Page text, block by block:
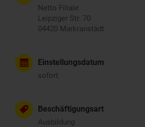
Netto Filiale
Leipziger Str. 70
04420 Markranstädt
Einstellungsdatum
sofort
Beschäftigungsart
Ausbildung